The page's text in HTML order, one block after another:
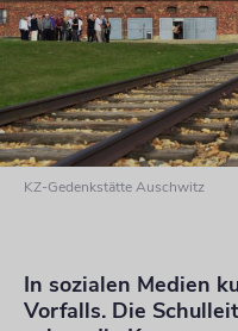
KZ-Gedenkstätte Auschwitz
In sozialen Medien
Vorfalls. Die